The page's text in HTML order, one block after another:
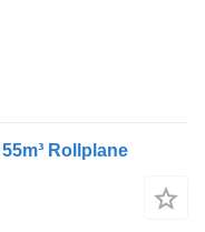
Rollplane